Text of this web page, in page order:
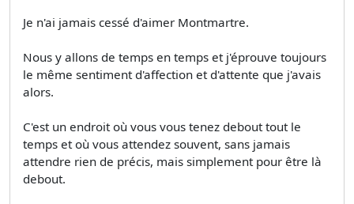
Je n'ai jamais cessé d'aimer Montmartre.
Nous y allons de temps en temps et j'éprouve toujours
le même sentiment d'affection et d'attente que j'avais
alors.
C'est un endroit où vous vous tenez debout tout le
temps et où vous attendez souvent, sans jamais
attendre rien de précis, mais simplement pour être là
debout.